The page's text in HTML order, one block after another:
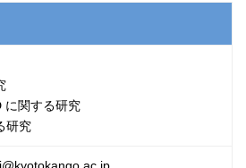
に関する研究
研究